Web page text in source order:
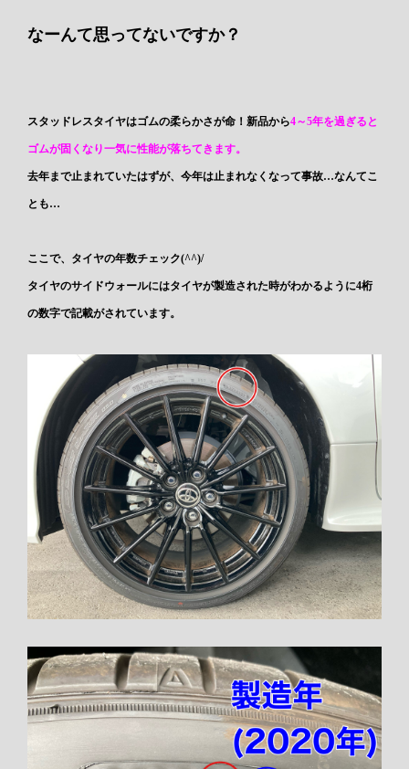
なーんて思ってないですか？
スタッドレスタイヤはゴムの柔らかさが命！新品から4～5年を過ぎると
ゴムが固くなり一気に性能が落ちてきます。
去年まで止まれていたはずが、今年は止まれなくなって事故…なんてこ
とも…
ここで、タイヤの年数チェック(^^)/
タイヤのサイドウォールにはタイヤが製造された時がわかるように4桁
の数字で記載がされています。